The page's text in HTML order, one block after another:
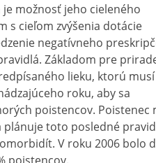
možnosť jeho cieleného
s cieľom zvýšenia dotácie
negatívneho
Základom pre
lieku, ktorú musí
roku, aby sa
poistencov. Poistenec
plánuje toto posledné
V roku 2006 bolo
poistencov.